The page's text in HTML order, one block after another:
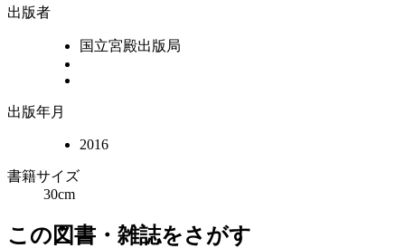
出版者
国立宮殿出版局
出版年月
2016
書籍サイズ
30cm
この図書・雑誌をさがす